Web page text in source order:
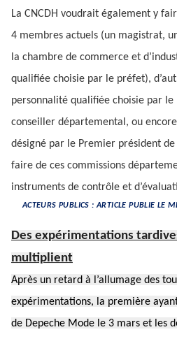
La CNCDH voudrait également y
4 membres actuels (un magistrat,
la chambre de commerce et
qualifiée choisie par le préfet),
personnalité qualifiée choisie par le
conseiller départemental, ou
désigné par le Premier président de
faire de ces commissions
instruments de contrôle et
ACTEURS PUBLICS : ARTICLE PUBLIE LE
Des expérimentations
multiplient
Après un retard à l’allumage des
expérimentations, la première
de Depeche Mode le 3 mars et les